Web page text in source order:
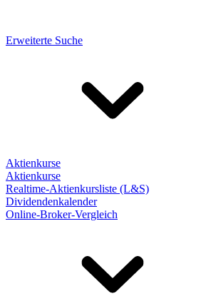
Erweiterte Suche
Aktienkurse
Aktienkurse
Realtime-Aktienkursliste (L&S)
Dividendenkalender
Online-Broker-Vergleich